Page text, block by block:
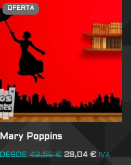
OFERTA
Mary Poppins
DESDE 43,56€ 29,04€ IVA